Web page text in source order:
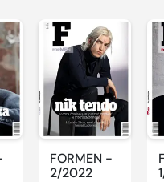
FORMEN -
2/2022